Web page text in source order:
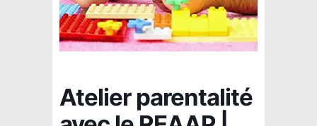
Atelier parentalité